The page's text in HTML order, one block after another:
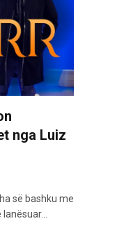
nga Luiz
së bashku me
lanësuar…